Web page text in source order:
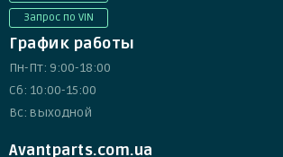
Запрос по VIN
График работы
Пн-Пт: 9:00-18:00
Сб: 10:00-15:00
Вс: выходной
Avantparts.com.ua